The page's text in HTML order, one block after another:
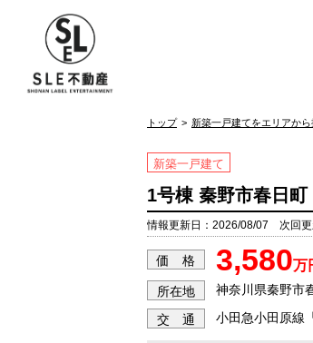
トップ 新築一戸建てをエリアか
新築一戸建て
1号棟 秦野市春
情報更新日：2026/08/07 次回更
価 格 3,580万
所在地 神奈川県秦野市
交 通 小田急小田原線